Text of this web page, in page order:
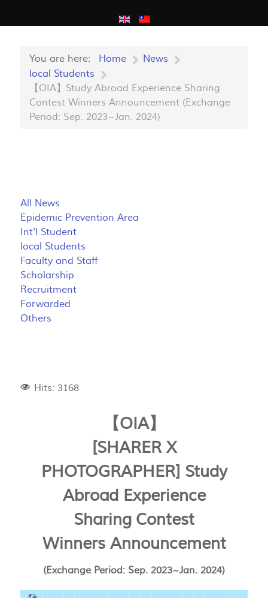
You are here: Home
News
local Students
【OIA】Study Abroad Experience Sharing
Contest Winners Announcement (Exchange
Period: Sep. 2023~Jan. 2024)
All News
Epidemic Prevention Area
Int'l Student
local Students
Faculty and Staff
Scholarship
Recruitment
Forwarded
Others
Hits: 3168
【OIA】
[SHARER X
PHOTOGRAPHER] Study
Abroad Experience
Sharing Contest
Winners Announcement
(Exchange Period: Sep. 2023~Jan. 2024)